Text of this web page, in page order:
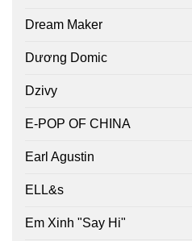
Dream Maker
Dương Domic
Dzivy
E-POP OF CHINA
Earl Agustin
ELL&s
Em Xinh "Say Hi"